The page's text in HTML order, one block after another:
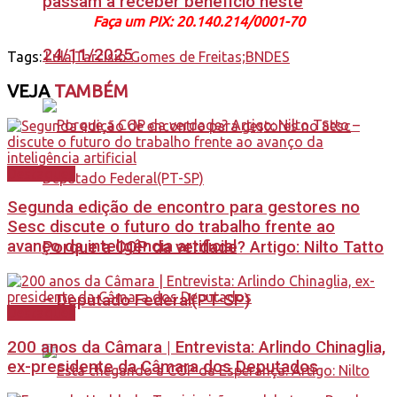
24/11/2025
Porque a COP da verdade? Artigo: Nilto Tatto
– Deputado Federal(PT-SP)
Faça um PIX: 20.140.214/0001-70
Tags: Lula;Tarcísio Gomes de Freitas;BNDES
VEJATAMBÉM
Segunda edição de encontro para gestores no
Sesc discute o futuro do trabalho frente ao
avanço da inteligência artificial
200 anos da Câmara | Entrevista: Arlindo Chinaglia,
ex-presidente da Câmara dos Deputados